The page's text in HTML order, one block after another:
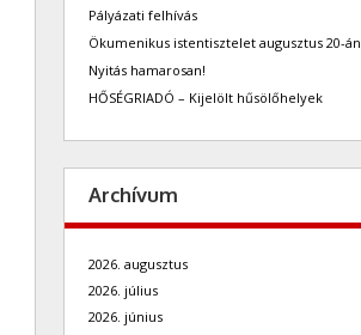
Pályázati felhívás
Ökumenikus istentisztelet augusztus 20-án
Nyitás hamarosan!
HŐSÉGRIADÓ – Kijelölt hűsölőhelyek
Archívum
2026. augusztus
2026. július
2026. június